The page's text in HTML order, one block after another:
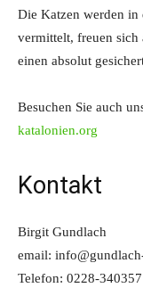
Die Katzen werden in
vermittelt, freuen sich
einen absolut
Besuchen Sie auch
katalonien.org
Kontakt
Birgit Gundlach
email:
Telefon: 0228-